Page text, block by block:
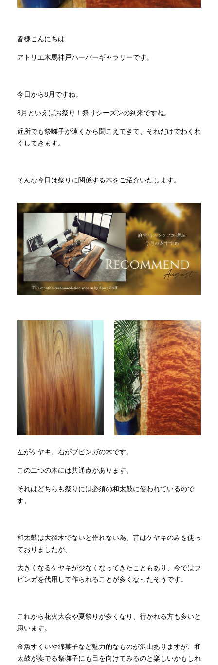
INFORMATION
MOKUBA CHANNEL
皆様こんにちは
アトリエ木馬神戸ハーバーギャラリーです。
今日から8月ですね。
8月といえばお祭り！祭りシーズンの到来ですね。
近所でも祭囃子が遠くから聞こえてきて、それだけでわくわ
くしてきます。
そんな今日は祭りに関係する木をご紹介いたします。
左がケヤキ、右がブビンガの木です。
この二つの木には共通点があります。
それはどちらも祭りには必須の和太鼓に使われているので
す。
和太鼓は大径木でないと作れない為、昔はケヤキのみを使っ
ておりましたが、
大きくなるケヤキが少なくなってきたこともあり、今ではブ
ビンガを代用して作られることが多くなったそうです。
これから花火大会や夏祭りが多くなり、行かれる方も多いと
思います。
金魚すくいや綿菓子など魅力的なものが沢山ありますが、和
太鼓が奏でる祭囃子にも目を向けてみるのと楽しいかもしれ